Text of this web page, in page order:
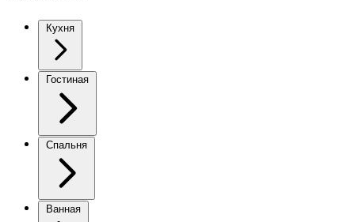
Кухня
Гостиная
Спальня
Ванная